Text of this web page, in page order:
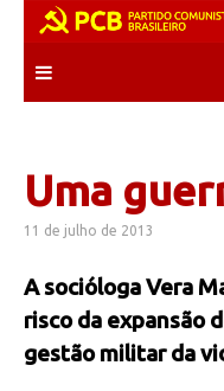
content
Uma
11 de julho de 2013
A socióloga Vera
risco da expansão
gestão militar da